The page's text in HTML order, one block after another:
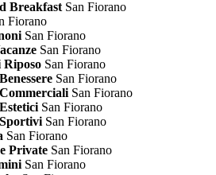
Breakfast San Fiorano
Fiorano
San Fiorano
San Fiorano
Riposo San Fiorano
San Fiorano
San Fiorano
San Fiorano
San Fiorano
San Fiorano
Private San Fiorano
San Fiorano